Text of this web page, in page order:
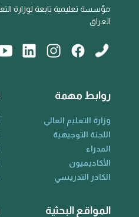
مؤسسة تعليمية تابعة لوزارة
العراق
روابط مهمة
وزارة التعليم العالي
اللجنة التوجيهية
المدراء
الأكاديميون
الكادر التدريسي
المواقع البحثية